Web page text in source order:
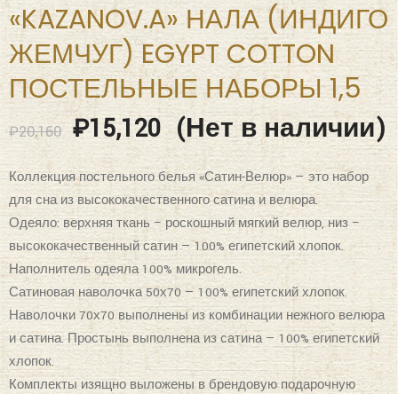
«KAZANOV.A» НАЛА (ИНДИГО
ЖЕМЧУГ) EGYPT COTTON
ПОСТЕЛЬНЫЕ НАБОРЫ 1,5
₽20,160 ₽15,120(Нет в наличии)
Коллекция постельного белья «Сатин-Велюр» — это набор
для сна из высококачественного сатина и велюра.
Одеяло: верхняя ткань – роскошный мягкий велюр, низ –
высококачественный сатин — 100% египетский хлопок.
Наполнитель одеяла 100% микрогель.
Сатиновая наволочка 50х70 — 100% египетский хлопок.
Наволочки 70х70 выполнены из комбинации нежного велюра
и сатина. Простынь выполнена из сатина — 100% египетский
хлопок.
Комплекты изящно выложены в брендовую подарочную